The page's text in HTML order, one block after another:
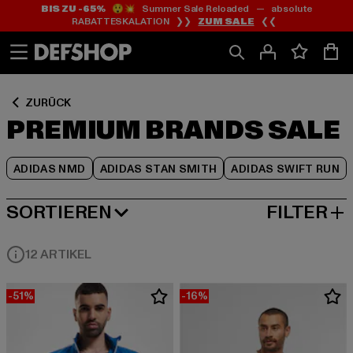
Zum
Inhalt
springen
Zum
Fußzeile
springen
BIS ZU -65%😲💥 Summer Sale Reloaded — absolute
RABATTESKALATION ❯❯ ZUM SALE ❮❮
ZURÜCK
PREMIUM BRANDS SALE
ADIDAS NMD ADIDAS STAN SMITH ADIDAS SWIFT RUN
Zum
Produktraster
springen
SORTIEREN
BELIEBTESTE FILTER
12 ARTIKEL
-51% -16%